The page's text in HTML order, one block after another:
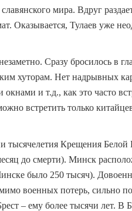
мира. Вдруг
Оказывается, Тулаев уже
Сразу бросилось в
хуторам. Нет надрывных
и т.д., как это часто
встретить только
тысячелетия Крещения Белой
до смерти). Минск
было 250 тысяч).
военных потерь, сильно
– ему более тысячи лет. В